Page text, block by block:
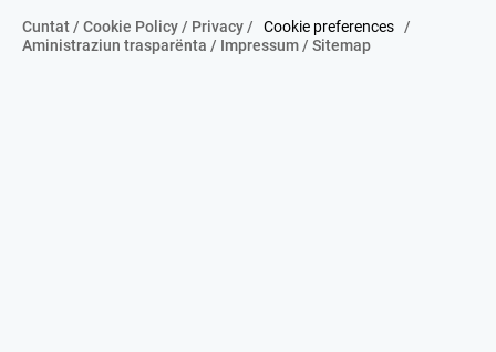
Cuntat/ Cookie Policy/ Privacy/ Cookie preferences /
Aministraziun trasparënta / Impressum/ Sitemap